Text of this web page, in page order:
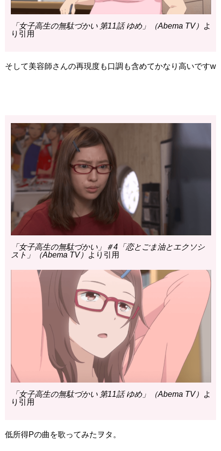
「女子高生の無駄づかい 第11話 ゆめ」（Abema TV）
よ
り引用
そして美容師さんの再現度も口調も含めてかなり高いですw
「女子高生の無駄づかい」＃4「恋とごま油とエクソシ
スト」（Abema TV）
より引用
「女子高生の無駄づかい 第11話 ゆめ」（Abema TV）
よ
り引用
低所得Pの曲を歌ってみたヲタ。